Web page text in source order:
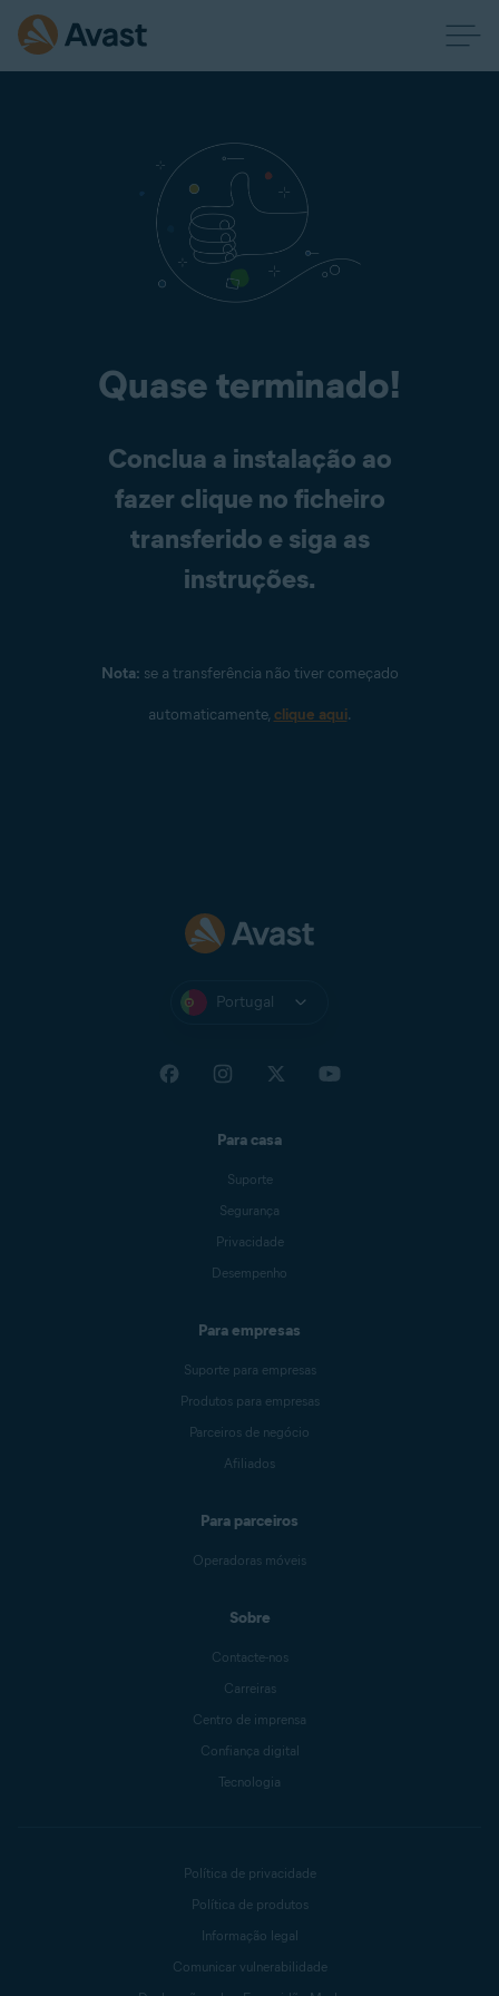
Quase terminado!
Conclua a instalação ao
fazer clique no ficheiro
transferido e siga as
instruções.
Nota: se a transferência não tiver começado
automaticamente, clique aqui.
Portugal
Para casa
Suporte
Segurança
Privacidade
Desempenho
Para empresas
Suporte para empresas
Produtos para empresas
Parceiros de negócio
Afiliados
Para parceiros
Operadoras móveis
Sobre
Contacte-nos
Carreiras
Centro de imprensa
Confiança digital
Tecnologia
Política de privacidade
Política de produtos
Informação legal
Comunicar vulnerabilidade